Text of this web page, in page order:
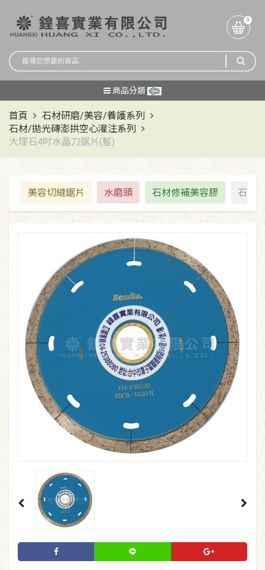
0
商品分類
首頁
石材研磨/美容/養護系列
石材/拋光磚澎拱空心灌注系列
大理石4吋水晶刀鋸片(藍)
美容切縫鋸片 水磨頭 石材修補美容膠 石材